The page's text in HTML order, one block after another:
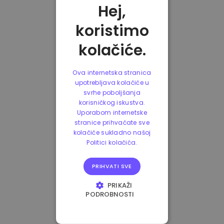
Hej,
koristimo
kolačiće.
Ova internetska stranica
upotrebljava kolačiće u
svrhe poboljšanja
korisničkog iskustva.
Uporabom internetske
stranice prihvaćate sve
kolačiće sukladno našoj
Politici kolačića.
PRIHVATI SVE
PRIKAŽI
PODROBNOSTI